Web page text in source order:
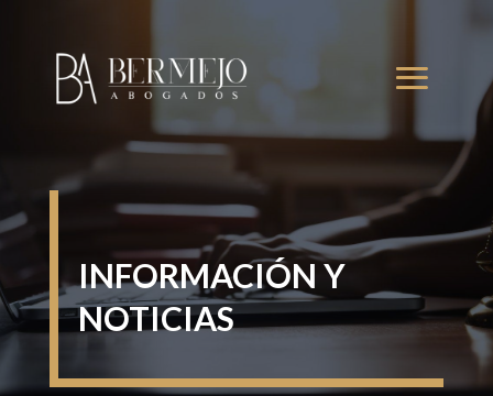
INFORMACIÓN Y
NOTICIAS